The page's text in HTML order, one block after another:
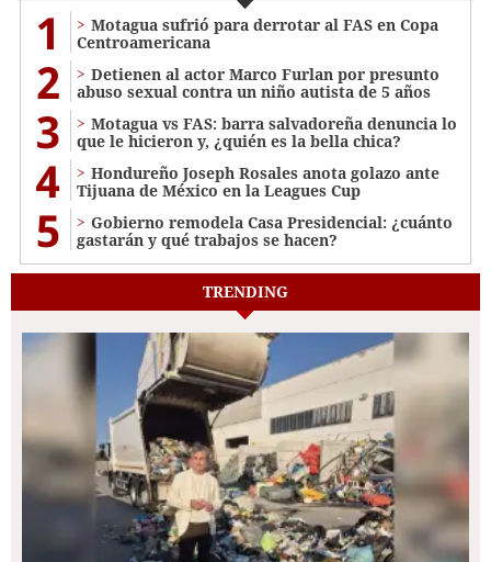
1
Motagua sufrió para derrotar al FAS en Copa
Centroamericana
2
Detienen al actor Marco Furlan por presunto
abuso sexual contra un niño autista de 5 años
3
Motagua vs FAS: barra salvadoreña denuncia lo
que le hicieron y, ¿quién es la bella chica?
4
Hondureño Joseph Rosales anota golazo ante
Tijuana de México en la Leagues Cup
5
Gobierno remodela Casa Presidencial: ¿cuánto
gastarán y qué trabajos se hacen?
TRENDING